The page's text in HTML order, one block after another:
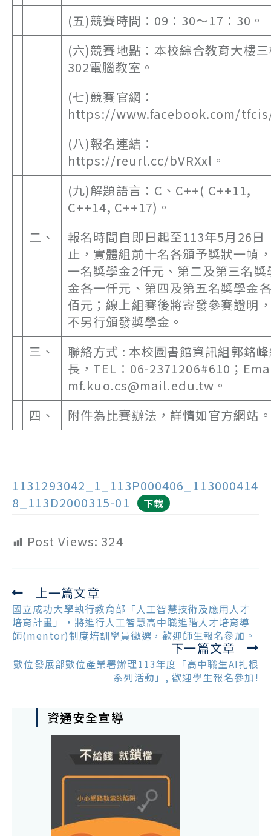
(五)競賽時間：09：30～17：30。
(六)競賽地點：本校綜合教育大樓
302電腦教室。
(七)競賽官網：
https://www.facebook.com/
(八)報名連結：
https://reurl.cc/bVRXxl。
(九)解題語言：C、C++( C++11,
C++14, C++17)。
二、
報名時間自即日起至113年5月26日
止，實體組前十名各頒予獎狀一幀
一名獎學金2仟元、第二及第三名獎
金各一仟元、第四及第五名獎學金
佰元；線上組賽後將寄發參賽證明
不另行頒發獎學金。
三、
聯絡方式 : 本校圖書館資訊組郭銘
長，TEL：06-2371206#610；
mf.kuo.cs@mail.edu.tw。
四、
附件為比賽辦法，詳情如官方網站
1131293042_1_113P000406_113000414
8_113D2000315-01
下載
Post Views: 324
Read
more
articles
上一篇文章
國立成功大學執行教育部「人工智慧技術及應用人才
培育計畫」，將進行人工智慧高中職進階人才培育導
師(mentor)制度培訓學員徵選，歡迎師生報名參加。
下一篇文章
數位發展部數位產業署辦理113年度「高中職生AI扎根
系列活動」, 歡迎學生報名參加!
資通安全宣導